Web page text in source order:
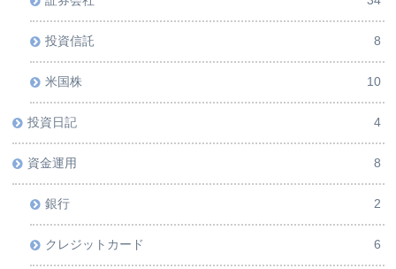
投資信託 8
米国株 10
投資日記 4
資金運用 8
銀行 2
クレジットカード 6